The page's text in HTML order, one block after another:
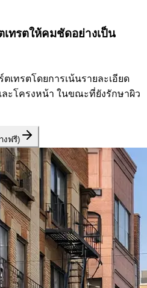
ทรตให้คมชัดอย่างเป็น
เทรตโดยการเน้นรายละเอียด
ะโครงหน้า ในขณะที่ยังรักษาผิว
งฟรี)